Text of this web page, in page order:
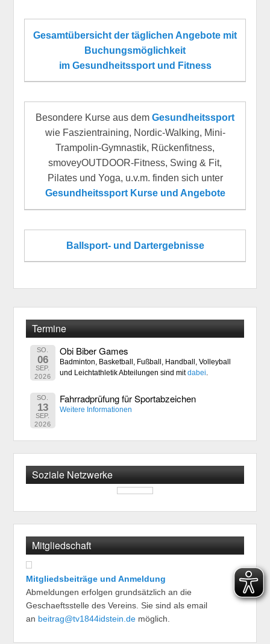
Gesamtübersicht der täglichen Angebote mit
Buchungsmöglichkeit
im Gesundheitssport und Fitness
Besondere Kurse aus dem Gesundheitssport
wie Faszientraining, Nordic-Walking, Mini-
Trampolin-Gymnastik, Rückenfitness,
smoveyOUTDOOR-Fitness, Swing & Fit,
Pilates und Yoga, u.v.m. finden sich unter
Gesundheitssport Kurse und Angebote
Ballsport- und Dartergebnisse
Termine
SO.
06
SEP.
2026
Obi Biber Games
Badminton, Basketball, Fußball, Handball, Volleyball
und Leichtathletik Abteilungen sind mitdabei
SO.
13
SEP.
2026
Fahrradprüfung für Sportabzeichen
Weitere Informationen
Soziale Netzwerke
Mitgliedschaft
Mitgliedsbeiträge und Anmeldung
Abmeldungen erfolgen grundsätzlich an die
Geschaeftsstelle des Vereins. Sie sind als email
an beitrag@tv1844idstein.de möglich.